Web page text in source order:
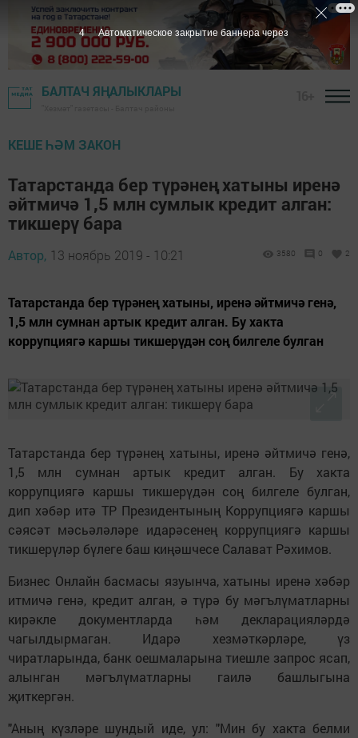
БАЛТАЧ ЯҢАЛЫКЛАРЫ
КЕШЕ ҺӘМ ЗАКОН
Татарстанда бер түрәнең хатыны иренә
әйтмичә 1,5 млн сумлык кредит алган:
тикшерү бара
Автор, 13 ноябрь 2019 - 10:21 3580 0 2
Татарстанда бер түрәнең хатыны, иренә әйтмичә генә,
1,5 млн сумнан артык кредит алган. Бу хакта
коррупциягә каршы тикшерүдән соң билгеле булган
Татарстанда бер түрәнең хатыны, иренә әйтмичә генә,
1,5 млн сумнан артык кредит алган. Бу хакта
коррупциягә каршы тикшерүдән соң билгеле булган,
дип хәбәр итә ТР Президентының Коррупциягә каршы
сәясәт мәсьәләләре идарәсенең коррупциягә каршы
тикшерүләр бүлеге баш киңәшчесе Салават Рәхимов.
Бизнес Онлайн басмасы язуынча, хатыны иренә хәбәр
итмичә генә, кредит алган, ә түрә бу мәгълүматларны
кирәкле документларда һәм декларацияләрдә
чагылдырмаган. Идарә хезмәткәрләре, үз
чиратларында, банк оешмаларына тиешле запрос ясап,
алынган мәгълүматларны гаилә башлыгына
җиткергән.
"Аның күзләре шундый иде, ул: "Мин бу хакта белми
3 Автоматическое закрытие баннера через